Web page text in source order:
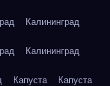
Калининград
Калининград
Капуста Капуста